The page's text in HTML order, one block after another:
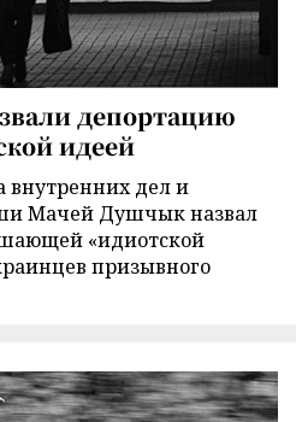
депортацию
идеей
внутренних дел и
Мачей Душчык назвал
«идиотской
призывного